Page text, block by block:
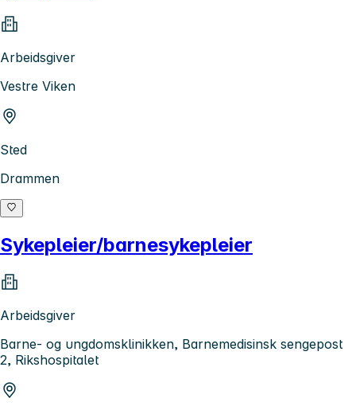
Arbeidsgiver
Vestre Viken
Sted
Drammen
Sykepleier/barnesykepleier
Arbeidsgiver
Barne- og ungdomsklinikken, Barnemedisinsk sengepost
2, Rikshospitalet